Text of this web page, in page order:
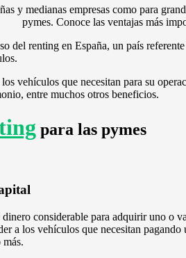
y medianas empresas como para
pymes. Conoce las ventajas más
del renting en España, un país
vehículos que necesitan para su
entre muchos otros beneficios.
para las pymes
considerable para adquirir uno o
a los vehículos que necesitan